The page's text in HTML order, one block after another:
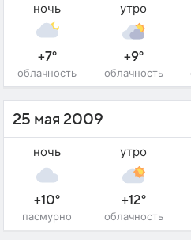
ночь
+7°
облачность
утро
+9°
облачность
25 мая 2009
ночь
+10°
пасмурно
утро
+12°
облачность